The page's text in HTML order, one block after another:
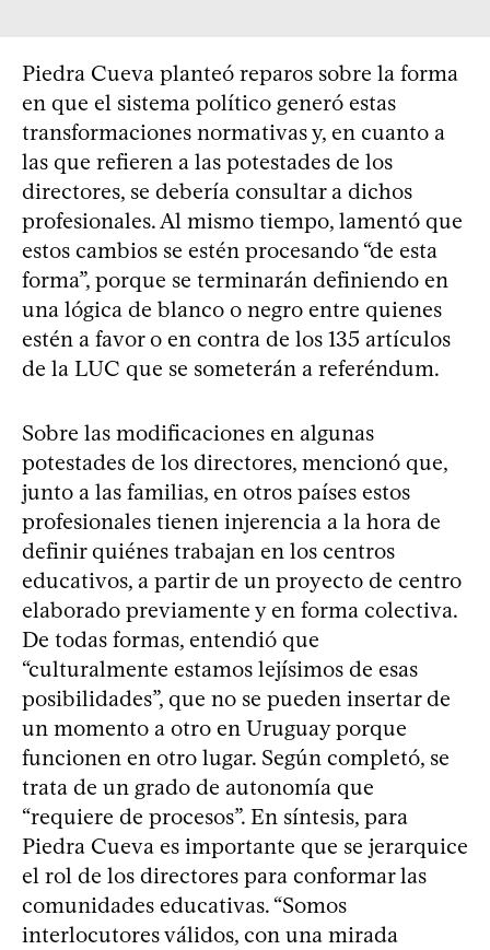
Piedra Cueva planteó reparos sobre la forma
en que el sistema político generó estas
transformaciones normativas y, en cuanto a
las que refieren a las potestades de los
directores, se debería consultar a dichos
profesionales. Al mismo tiempo, lamentó que
estos cambios se estén procesando “de esta
forma”, porque se terminarán definiendo en
una lógica de blanco o negro entre quienes
estén a favor o en contra de los 135 artículos
de la LUC que se someterán a referéndum.
Sobre las modificaciones en algunas
potestades de los directores, mencionó que,
junto a las familias, en otros países estos
profesionales tienen injerencia a la hora de
definir quiénes trabajan en los centros
educativos, a partir de un proyecto de centro
elaborado previamente y en forma colectiva.
De todas formas, entendió que
“culturalmente estamos lejísimos de esas
posibilidades”, que no se pueden insertar de
un momento a otro en Uruguay porque
funcionen en otro lugar. Según completó, se
trata de un grado de autonomía que
“requiere de procesos”. En síntesis, para
Piedra Cueva es importante que se jerarquice
el rol de los directores para conformar las
comunidades educativas. “Somos
interlocutores válidos, con una mirada